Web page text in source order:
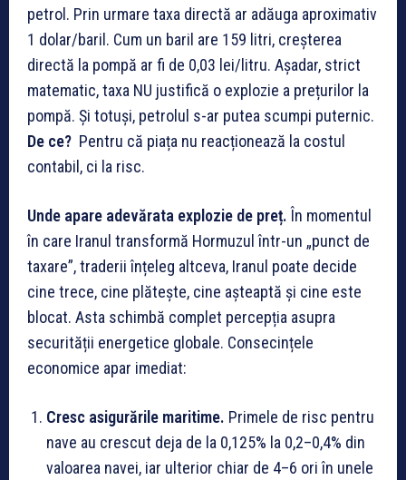
petrol. Prin urmare taxa directă ar adăuga aproximativ
1 dolar/baril. Cum un baril are 159 litri, creșterea
directă la pompă ar fi de 0,03 lei/litru. Așadar, strict
matematic, taxa NU justifică o explozie a prețurilor la
pompă. Și totuși, petrolul s-ar putea scumpi puternic.
De ce? Pentru că piața nu reacționează la costul
contabil, ci la risc.
Unde apare adevărata explozie de preț. În momentul
în care Iranul transformă Hormuzul într-un „punct de
taxare”, traderii înțeleg altceva, Iranul poate decide
cine trece, cine plătește, cine așteaptă și cine este
blocat. Asta schimbă complet percepția asupra
securității energetice globale. Consecințele
economice apar imediat:
Cresc asigurările maritime. Primele de risc pentru
nave au crescut deja de la 0,125% la 0,2–0,4% din
valoarea navei, iar ulterior chiar de 4–6 ori în unele